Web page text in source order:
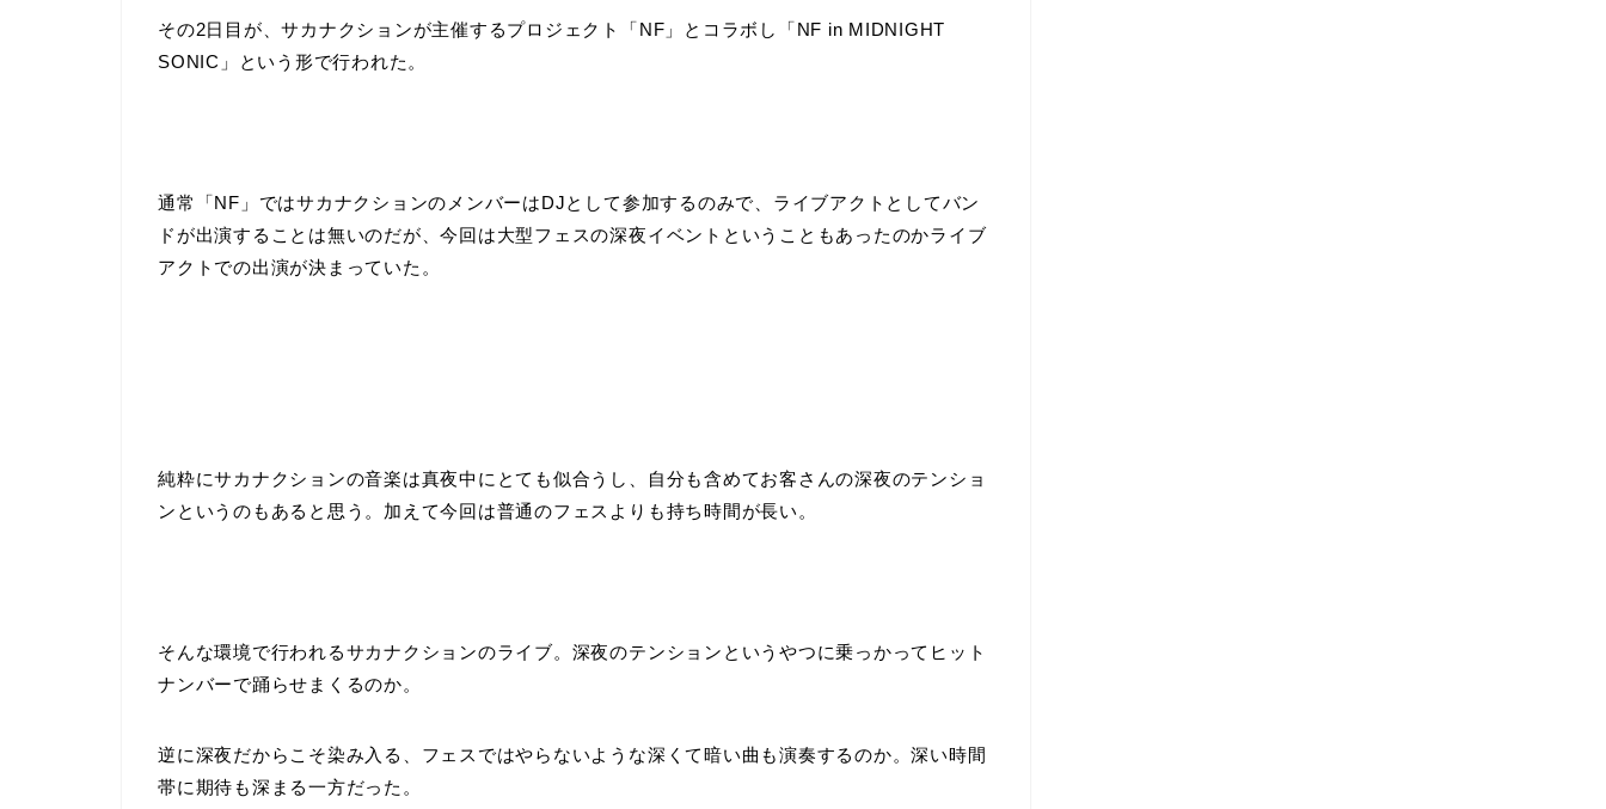
その2日目が、サカナクションが主催するプロジェクト「NF」とコラボし「NF in MIDNIGHT
SONIC」という形で行われた。
通常「NF」ではサカナクションのメンバーはDJとして参加するのみで、ライブアクトとしてバン
ドが出演することは無いのだが、今回は大型フェスの深夜イベントということもあったのかライブ
アクトでの出演が決まっていた。
純粋にサカナクションの音楽は真夜中にとても似合うし、自分も含めてお客さんの深夜のテンショ
ンというのもあると思う。加えて今回は普通のフェスよりも持ち時間が長い。
そんな環境で行われるサカナクションのライブ。深夜のテンションというやつに乗っかってヒット
ナンバーで踊らせまくるのか。
逆に深夜だからこそ染み入る、フェスではやらないような深くて暗い曲も演奏するのか。深い時間
帯に期待も深まる一方だった。